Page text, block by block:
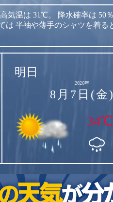
気温は 31℃。 降水確率は 50
は 半袖や薄手のシャツを着る
明日
2026年
8月7日(金)
34℃